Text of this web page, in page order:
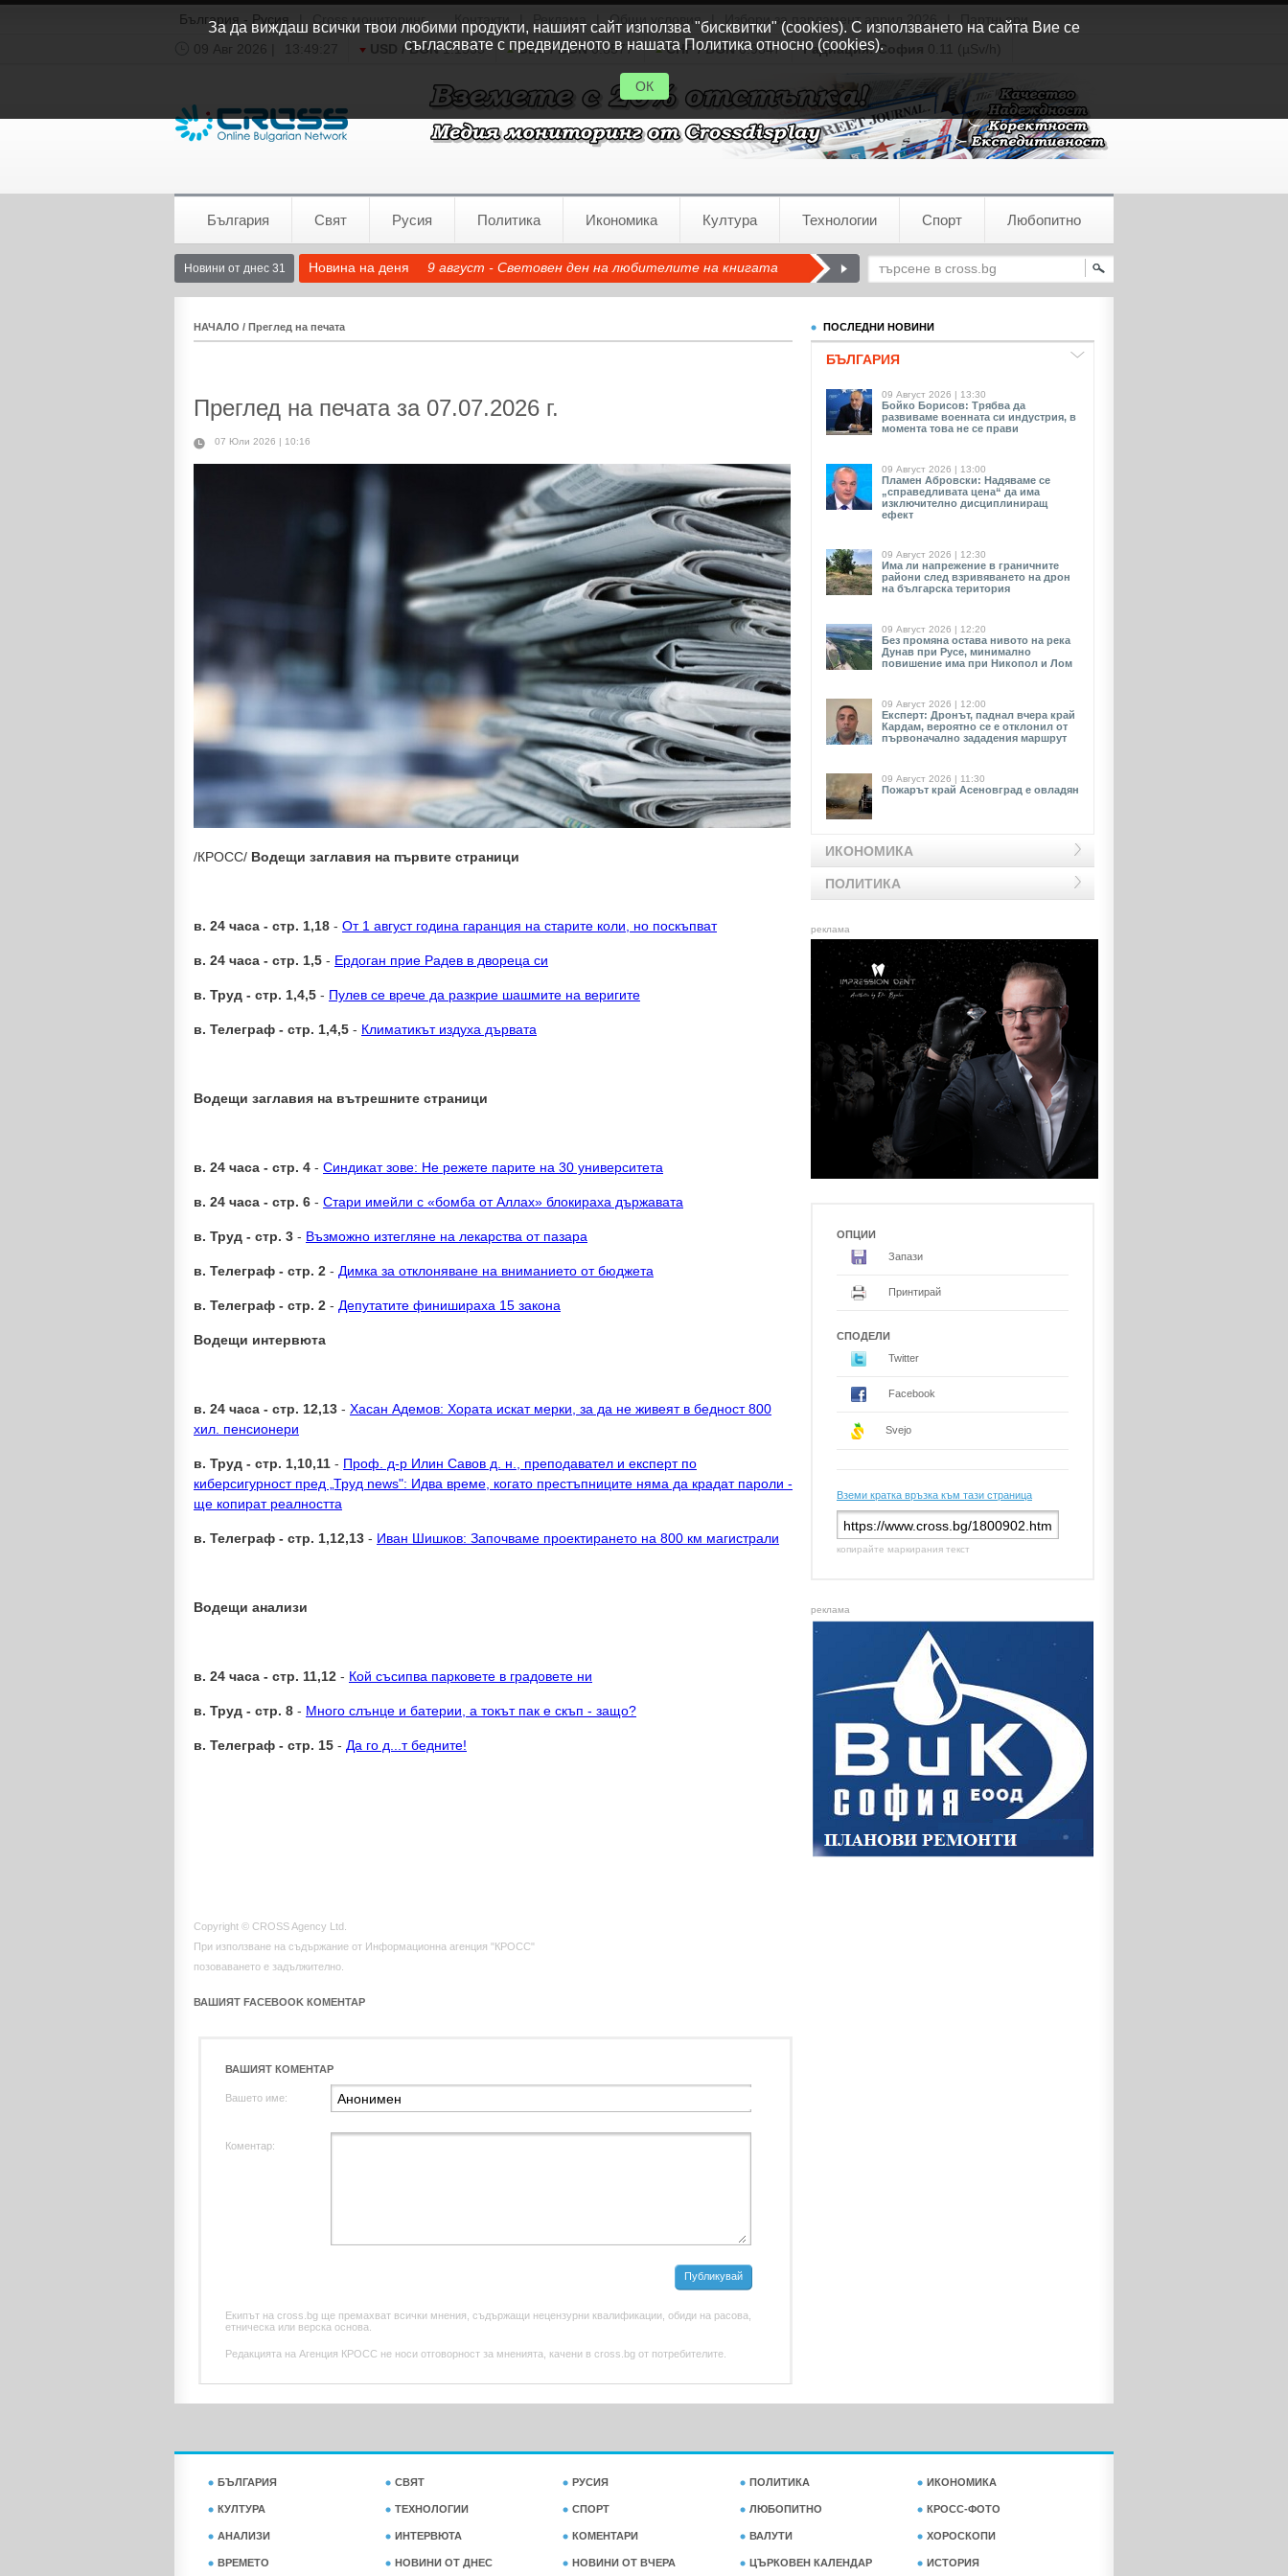
България - Русия Cross мониторинг Общи условия Избори за парламент април 2026
Партньори
09 Авг 2026 |
13:49:28 USD / BGN1.1535 GBP / BGN0.8577 CHF / BGN0.9347 Радиация:София 0.11 (µSv/h)
България Свят Русия Политика Икономика Култура Технологии Спорт Любопитно
Новини от днес 31 Новина на деня 9 август - Световен ден на любителите на книгата
НАЧАЛО / Преглед на печата
Преглед на печата за 07.07.2026 г.
07 Юли 2026 | 10:16
/КРОСС/ Водещи заглавия на първите страници
в. 24 часа - стр. 1,18 - От 1 август година гаранция на старите коли, но поскъпват
в. 24 часа - стр. 1,5 - Ердоган прие Радев в двореца си
в. Труд - стр. 1,4,5 - Пулев се врече да разкрие шашмите на веригите
в. Телеграф - стр. 1,4,5 - Климатикът издуха дървата
Водещи заглавия на вътрешните страници
в. 24 часа - стр. 4 - Синдикат зове: Не режете парите на 30 университета
в. 24 часа - стр. 6 - Стари имейли с «бомба от Аллах» блокираха държавата
в. Труд - стр. 3 - Възможно изтегляне на лекарства от пазара
в. Телеграф - стр. 2 - Димка за отклоняване на вниманието от бюджета
в. Телеграф - стр. 2 - Депутатите финишираха 15 закона
Водещи интервюта
в. 24 часа - стр. 12,13 - Хасан Адемов: Хората искат мерки, за да не живеят в бедност 800
хил. пенсионери
в. Труд - стр. 1,10,11 - Проф. д-р Илин Савов д. н., преподавател и експерт по
киберсигурност пред „Труд news": Идва време, когато престъпниците няма да крадат пароли -
ще копират реалността
в. Телеграф - стр. 1,12,13 - Иван Шишков: Започваме проектирането на 800 км магистрали
Водещи анализи
в. 24 часа - стр. 11,12 - Кой съсипва парковете в градовете ни
в. Труд - стр. 8 - Много слънце и батерии, а токът пак е скъп - защо?
в. Телеграф - стр. 15 - Да го д...т бедните!
Copyright © CROSS Agency Ltd.
При използване на съдържание от Информационна агенция "КРОСС"
позоваването е задължително.
ВАШИЯТ FACEBOOK КОМЕНТАР
ВАШИЯТ КОМЕНТАР
Вашето име:
Коментар:
Публикувай
Екипът на cross.bg ще премахват всички мнения, съдържащи нецензурни квалификации, обиди на расова,
етническа или верска основа.
Редакцията на Агенция КРОСС не носи отговорност за мненията, качени в cross.bg от потребителите.
ПОСЛЕДНИ НОВИНИ
БЪЛГАРИЯ
09 Август 2026 | 13:30
Бойко Борисов: Трябва да
развиваме военната си индустрия, в
момента това не се прави
09 Август 2026 | 13:00
Пламен Абровски: Надяваме се
„справедливата цена“ да има
изключително дисциплиниращ
ефект
09 Август 2026 | 12:30
Има ли напрежение в граничните
райони след взривяването на дрон
на българска територия
09 Август 2026 | 12:20
Без промяна остава нивото на река
Дунав при Русе, минимално
повишение има при Никопол и Лом
09 Август 2026 | 12:00
Експерт: Дронът, паднал вчера край
Кардам, вероятно се е отклонил от
първоначално зададения маршрут
09 Август 2026 | 11:30
Пожарът край Асеновград е овладян
ИКОНОМИКА
ПОЛИТИКА
реклама
ОПЦИИ
Запази
Принтирай
СПОДЕЛИ
Twitter
Facebook
Svejo
Вземи кратка връзка към тази страница
копирайте маркирания текст
реклама
БЪЛГАРИЯ СВЯТ РУСИЯ ПОЛИТИКА ИКОНОМИКА
КУЛТУРА ТЕХНОЛОГИИ СПОРТ ЛЮБОПИТНО КРОСС-ФОТО
АНАЛИЗИ ИНТЕРВЮТА КОМЕНТАРИ ВАЛУТИ ХОРОСКОПИ
ВРЕМЕТО НОВИНИ ОТ ДНЕС НОВИНИ ОТ ВЧЕРА ЦЪРКОВЕН КАЛЕНДАР ИСТОРИЯ
За да виждаш всички твои любими продукти, нашият сайт използва "бисквитки" (cookies). С използването на сайта Вие се
съгласявате с предвиденото в нашата Политика относно (cookies).
ОК